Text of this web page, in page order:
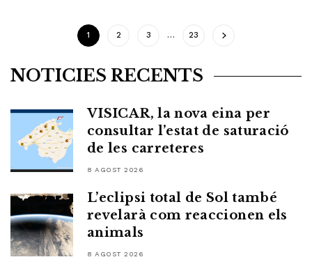
1 2 3 … 23
NOTÍCIES RECENTS
VISICAR, la nova eina per
consultar l’estat de saturació
de les carreteres
8 AGOST 2026
L’eclipsi total de Sol també
revelarà com reaccionen els
animals
8 AGOST 2026